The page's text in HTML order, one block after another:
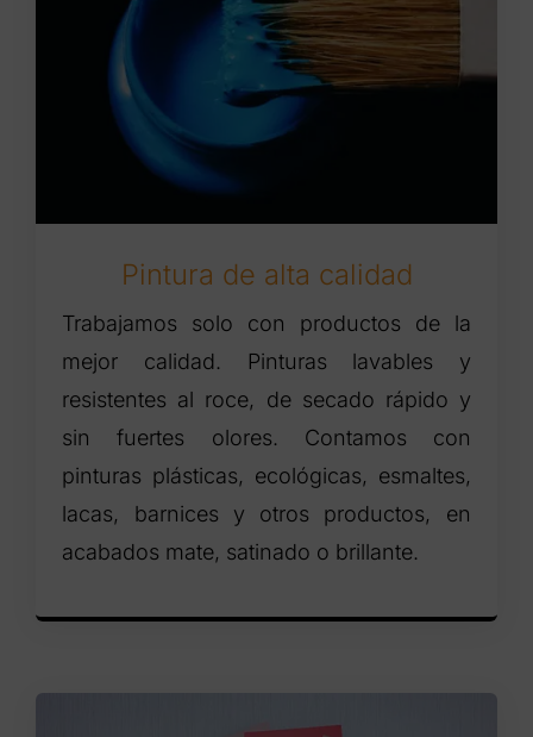
Pintura de alta calidad
Trabajamos solo con productos de la
mejor calidad. Pinturas lavables y
resistentes al roce, de secado rápido y
sin fuertes olores. Contamos con
pinturas plásticas, ecológicas, esmaltes,
lacas, barnices y otros productos, en
acabados mate, satinado o brillante.